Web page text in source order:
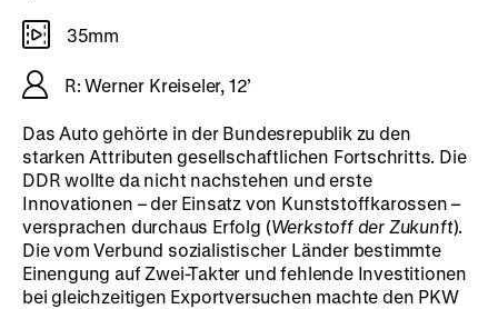
35mm
R: Werner Kreiseler, 12’
Das Auto gehörte in der Bundesrepublik zu den
starken Attributen gesellschaftlichen Fortschritts. Die
DDR wollte da nicht nachstehen und erste
Innovationen – der Einsatz von Kunststoffkarossen –
versprachen durchaus Erfolg (Werkstoff der Zukunft).
Die vom Verbund sozialistischer Länder bestimmte
Einengung auf Zwei-Takter und fehlende Investitionen
bei gleichzeitigen Exportversuchen machte den PKW